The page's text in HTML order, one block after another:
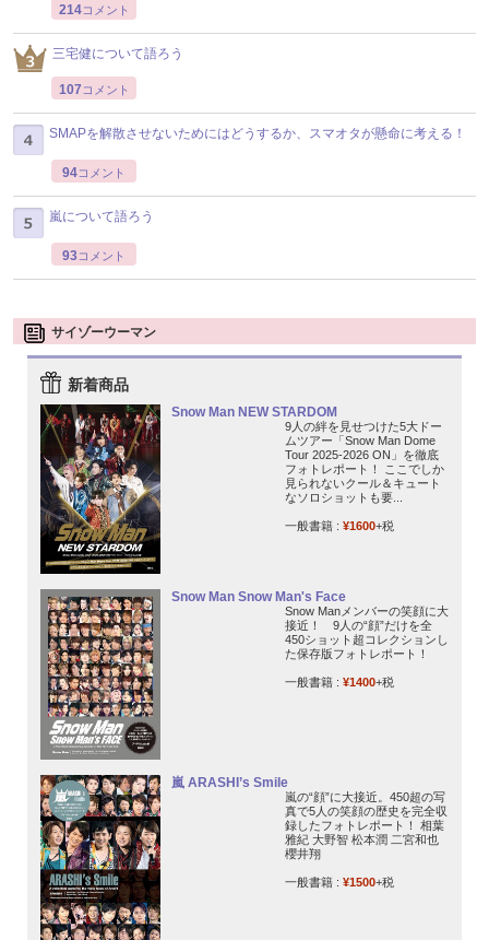
214コメント
三宅健について語ろう
107 コメント
SMAPを解散させないためにはどうするか、スマオタが懸命に考える！
94コメント
嵐について語ろう
93コメント
サイゾーウーマン
新着商品
Snow Man NEW STARDOM
9人の絆を見せつけた5大ドー
ムツアー「Snow Man Dome
Tour 2025-2026 ON」を徹底
フォトレポート！ ここでしか
見られないクール＆キュート
なソロショットも要...
一般書籍 : ¥1600+税
Snow Man Snow Man's Face
Snow Manメンバーの笑顔に大
接近！ 9人の“顔”だけを全
450ショット超コレクションし
た保存版フォトレポート！
一般書籍 : ¥1400+税
嵐 ARASHI’s Smile
嵐の“顔”に大接近。450超の写
真で5人の笑顔の歴史を完全収
録したフォトレポート！ 相葉
雅紀 大野智 松本潤 二宮和也
櫻井翔
一般書籍 : ¥1500+税